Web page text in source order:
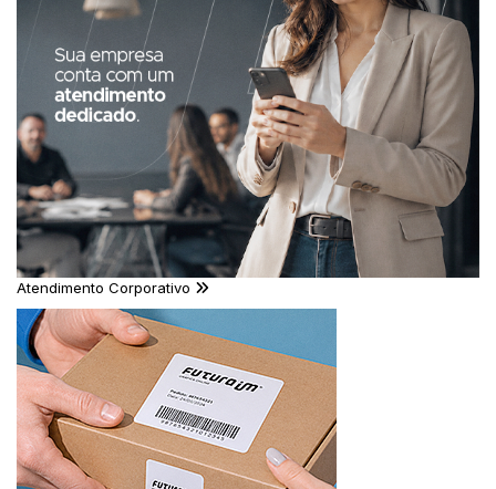
Atendimento Corporativo